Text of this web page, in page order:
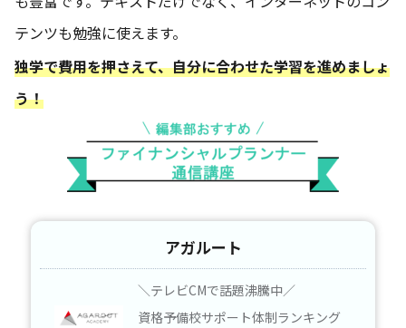
テンツも勉強に使えます。
独学で費用を押さえて、自分に合わせた学習を進めましょ
う！
アガルート
＼テレビCMで話題沸騰中／
資格予備校サポート体制ランキング